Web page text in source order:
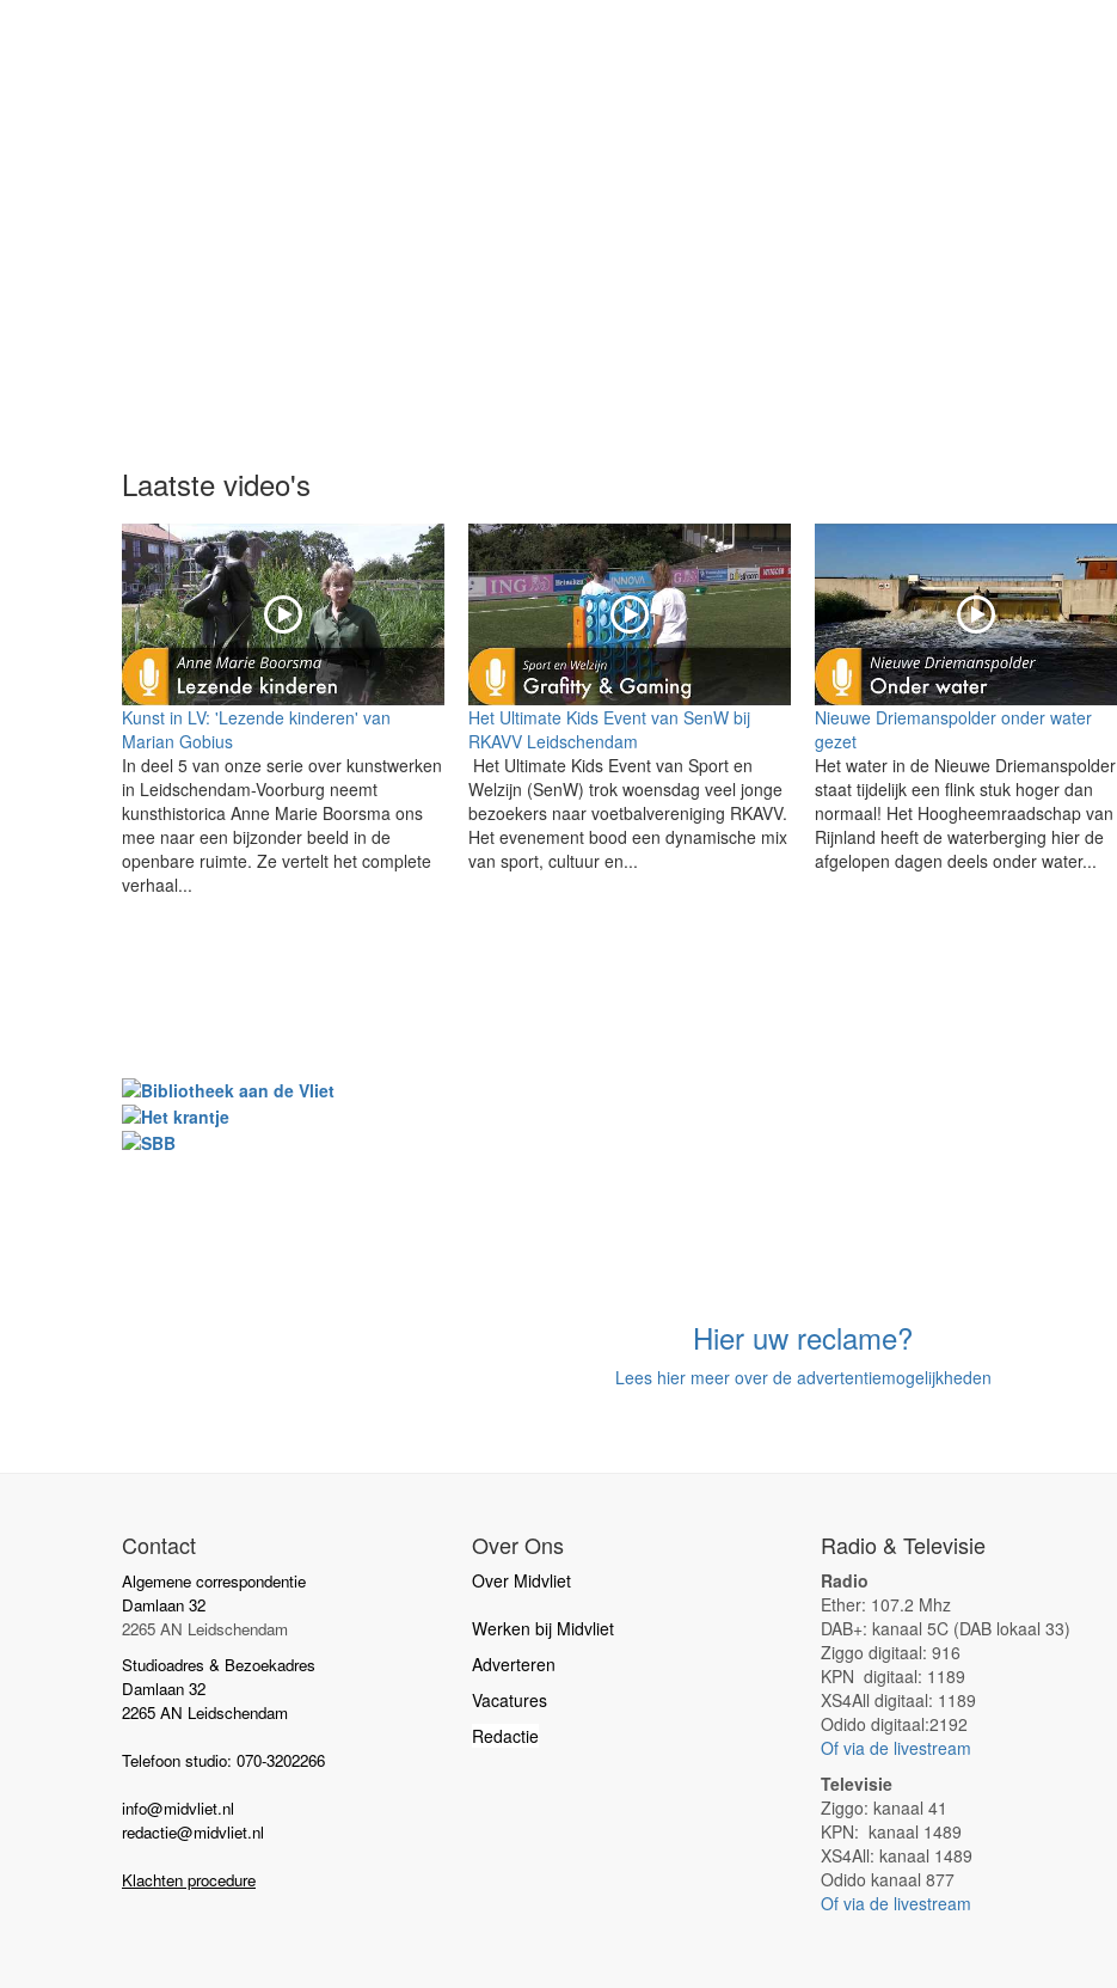
Laatste video's
Kunst in LV: 'Lezende kinderen' van
Marian Gobius
In deel 5 van onze serie over kunstwerken
in Leidschendam-Voorburg neemt
kunsthistorica Anne Marie Boorsma ons
mee naar een bijzonder beeld in de
openbare ruimte. Ze vertelt het complete
verhaal...
Het Ultimate Kids Event van SenW bij
RKAVV Leidschendam
Het Ultimate Kids Event van Sport en
Welzijn (SenW) trok woensdag veel jonge
bezoekers naar voetbalvereniging RKAVV.
Het evenement bood een dynamische mix
van sport, cultuur en...
Nieuwe Driemanspolder onder water
gezet
Het water in de Nieuwe Driemanspolder
staat tijdelijk een flink stuk hoger dan
normaal! Het Hoogheemraadschap van
Rijnland heeft de waterberging hier de
afgelopen dagen deels onder water...
Hier uw reclame?
Lees hier meer over de advertentiemogelijkheden
Contact
Algemene correspondentie
Damlaan 32
2265 AN Leidschendam
Studioadres & Bezoekadres
Damlaan 32
2265 AN Leidschendam
Telefoon studio: 070-3202266
info@midvliet.nl
redactie@midvliet.nl
Klachten procedure
Over Ons
Over Midvliet
Werken bij Midvliet
Adverteren
Vacatures
Redactie
Radio & Televisie
Radio
Ether: 107.2 Mhz
DAB+: kanaal 5C (DAB lokaal 33)
Ziggo digitaal: 916
KPN digitaal: 1189
XS4All digitaal: 1189
Odido digitaal:2192
Of via de livestream
Televisie
Ziggo: kanaal 41
KPN: kanaal 1489
XS4All: kanaal 1489
Odido kanaal 877
Of via de livestream